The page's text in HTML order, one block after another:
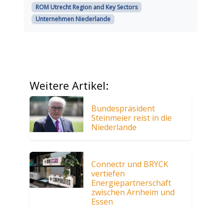
ROM Utrecht Region and Key Sectors
Unternehmen Niederlande
Weitere Artikel:
Bundespräsident
Steinmeier reist in die
Niederlande
Connectr und BRYCK
vertiefen
Energiepartnerschaft
zwischen Arnheim und
Essen